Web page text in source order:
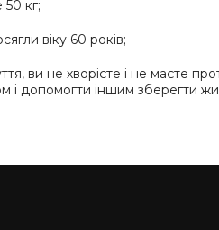
50 кг;
віку 60 років;
ви не хворієте і не маєте
і допомогти іншим зберегти